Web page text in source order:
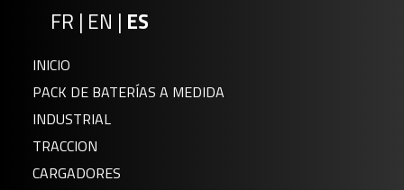
FR | EN | ES
INICIO
PACK DE BATERÍAS A MEDIDA
INDUSTRIAL
TRACCION
CARGADORES